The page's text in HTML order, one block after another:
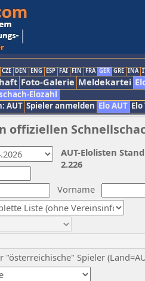
CZE DEN ENG ESP FAI FIN FRA GER GRE INA
Foto-Galerie Meldekartei
Elozahl
AUT Spieler anmelden Elo AUT
offiziellen
Vorname
"österreichische" Spieler
AUT-Elolisten
2.226